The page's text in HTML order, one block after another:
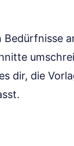
dir, die